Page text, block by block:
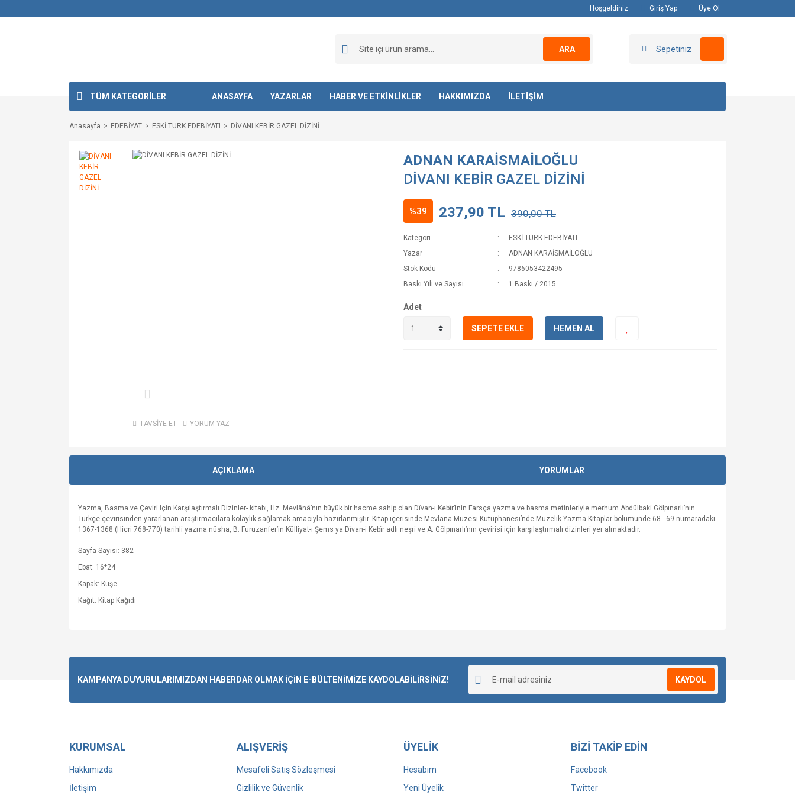
Hoşgeldiniz Giriş Yap Üye Ol
ARA Sepetiniz
TÜM KATEGORİLER ANASAYFA YAZARLAR HABER VE ETKİNLİKLER HAKKIMIZDA İLETİŞİM
Anasayfa EDEBİYAT ESKİ TÜRK EDEBİYATI DİVANI KEBİR GAZEL DİZİNİ
TAVSİYE ET YORUM YAZ
ADNAN KARAİSMAİLOĞLU
DİVANI KEBİR GAZEL DİZİNİ
%39 237,90 TL 390,00 TL
Kategori
ESKİ TÜRK EDEBİYATI
Yazar
ADNAN KARAİSMAİLOĞLU
Stok Kodu
9786053422495
Baskı Yılı ve Sayısı
1.Baskı / 2015
Adet
SEPETE EKLE HEMEN AL
AÇIKLAMA YORUMLAR
Yazma, Basma ve Çeviri Için Karşılaştırmalı Dizinler- kitabı, Hz. Mevlânâ’nın büyük bir hacme sahip olan Dîvan-ı Kebîr’inin Farsça yazma ve basma metinleriyle merhum Abdülbaki Gölpınarlı’nın
Türkçe çevirisinden yararlanan araştırmacılara kolaylık sağlamak amacıyla hazırlanmıştır. Kitap içerisinde Mevlana Müzesi Kütüphanesi’nde Müzelik Yazma Kitaplar bölümünde 68 - 69 numaradaki
1367-1368 (Hicri 768-770) tarihli yazma nüsha, B. Furuzanfer’in Külliyat-ı Şems ya Dîvan-i Kebîr adlı neşri ve A. Gölpınarlı’nın çevirisi için karşılaştırmalı dizinleri yer almaktadır.
Sayfa Sayısı: 382
Ebat: 16*24
Kapak: Kuşe
Kağıt: Kitap Kağıdı
KAMPANYA DUYURULARIMIZDAN HABERDAR OLMAK İÇİN E-BÜLTENİMİZE KAYDOLABİLİRSİNİZ! KAYDOL
KURUMSAL
Hakkımızda
İletişim
ALIŞVERİŞ
Mesafeli Satış Sözleşmesi
Gizlilik ve Güvenlik
ÜYELİK
Hesabım
Yeni Üyelik
BİZİ TAKİP EDİN
Facebook
Twitter